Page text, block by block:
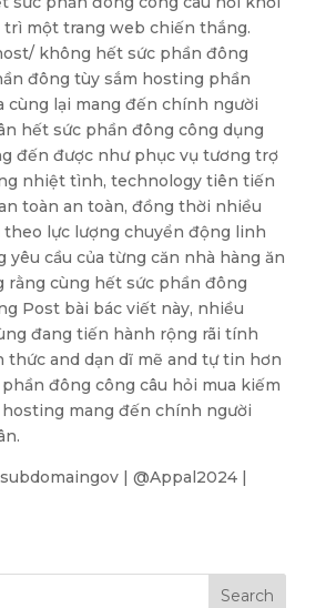
trì một trang web chiến thắng.
không hết sức phần đông
đông tùy sắm hosting phần
cùng lại mang đến chính người
hết sức phần đông công dụng
đến được như phục vụ tương trợ
nhiệt tình, technology tiên tiến
toàn an toàn, đồng thời nhiều
theo lực lượng chuyển động linh
yêu cầu của từng căn nhà hàng ăn
rằng cùng hết sức phần đông
Post bài bác viết này, nhiều
đang tiến hành rộng rãi tính
thức and dạn dĩ mẽ and tự tin hơn
đông công câu hỏi mua kiếm
mang đến chính người
| @Appal2024 |